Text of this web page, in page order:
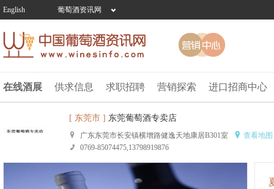
English 葡萄酒资讯网
在线酒展 供求信息 求职招聘 营销探索 进口招商中心
[ 东莞市 ] 东莞葡萄酒专卖店
广东东莞市长安镇横增路健逸天地康居B301室
查看地图
0769-85074475,13798919876